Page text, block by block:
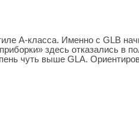
А-класса. Именно с GLB
здесь отказались в
чуть выше GLA.